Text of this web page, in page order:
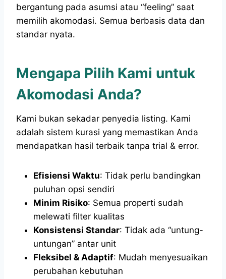
bergantung pada asumsi atau “feeling” saat
memilih akomodasi. Semua berbasis data dan
standar nyata.
Mengapa Pilih Kami untuk
Akomodasi Anda?
Kami bukan sekadar penyedia listing. Kami
adalah sistem kurasi yang memastikan Anda
mendapatkan hasil terbaik tanpa trial & error.
Efisiensi Waktu: Tidak perlu bandingkan
puluhan opsi sendiri
Minim Risiko: Semua properti sudah
melewati filter kualitas
Konsistensi Standar: Tidak ada “untung-
untungan” antar unit
Fleksibel & Adaptif: Mudah menyesuaikan
perubahan kebutuhan